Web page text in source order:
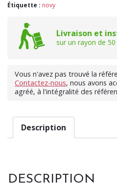
Étiquette : novy
Livraison et
sur un rayon de
Vous n'avez pas trouvé la
Contactez-nous, nous avons
agréé, à l'intégralité des
Description
DESCRIPTION